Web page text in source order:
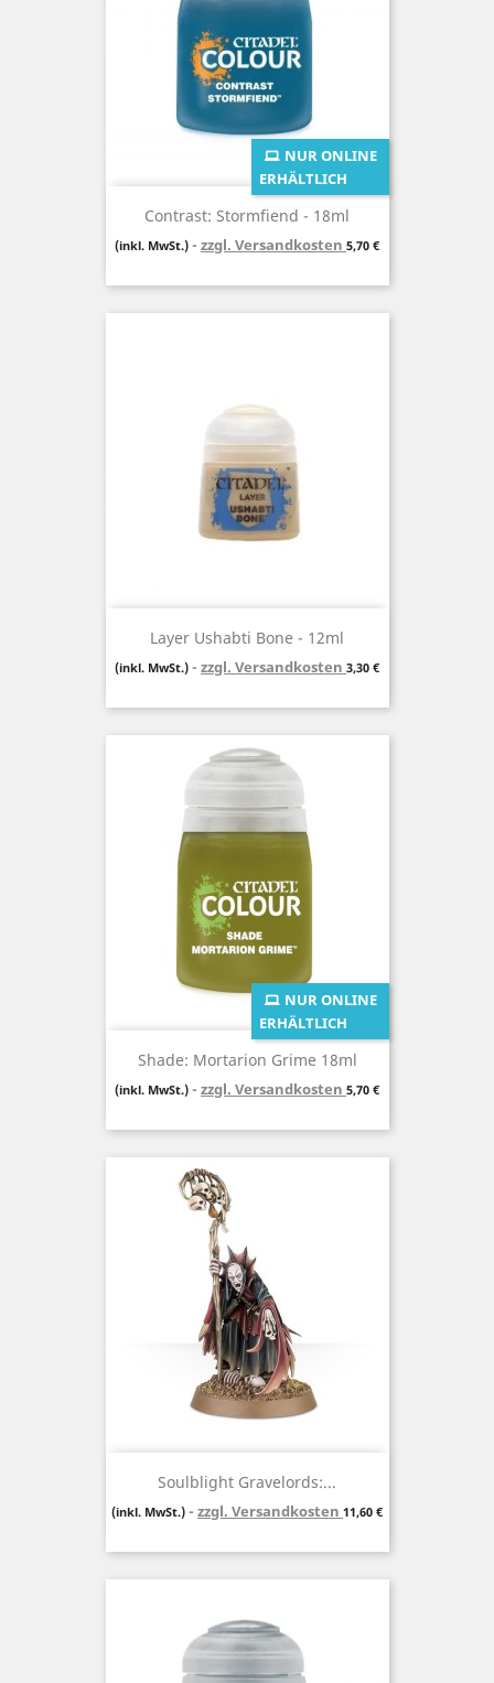
NUR ONLINE
ERHÄLTLICH
Contrast: Stormfiend - 18ml
(inkl. MwSt.) zzgl. Versandkosten Preis
5,70 €
Layer Ushabti Bone - 12ml
(inkl. MwSt.) zzgl. Versandkosten Preis
3,30 €
NUR ONLINE
ERHÄLTLICH
Shade: Mortarion Grime 18ml
(inkl. MwSt.) zzgl. Versandkosten Preis
5,70 €
Soulblight Gravelords:...
(inkl. MwSt.) zzgl. Versandkosten Preis
11,60 €